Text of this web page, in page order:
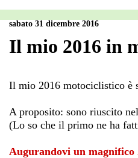
sabato 31 dicembre 2016
Il mio 2016 in
Il mio 2016 motociclistico è
A proposito: sono riuscito
(Lo so che il primo ne ha
Augurandovi un magnifico